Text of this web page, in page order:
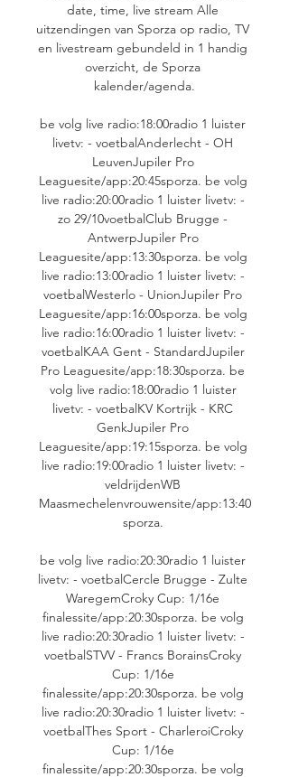
date, time, live stream Alle
uitzendingen van Sporza op radio, TV
en livestream gebundeld in 1 handig
overzicht, de Sporza
kalender/agenda.
be volg live radio:18:00radio 1 luister
livetv: - voetbalAnderlecht - OH
LeuvenJupiler Pro
Leaguesite/app:20:45sporza. be volg
live radio:20:00radio 1 luister livetv: -
zo 29/10voetbalClub Brugge -
AntwerpJupiler Pro
Leaguesite/app:13:30sporza. be volg
live radio:13:00radio 1 luister livetv: -
voetbalWesterlo - UnionJupiler Pro
Leaguesite/app:16:00sporza. be volg
live radio:16:00radio 1 luister livetv: -
voetbalKAA Gent - StandardJupiler
Pro Leaguesite/app:18:30sporza. be
volg live radio:18:00radio 1 luister
livetv: - voetbalKV Kortrijk - KRC
GenkJupiler Pro
Leaguesite/app:19:15sporza. be volg
live radio:19:00radio 1 luister livetv: -
veldrijdenWB
Maasmechelenvrouwensite/app:13:40
sporza.
be volg live radio:20:30radio 1 luister
livetv: - voetbalCercle Brugge - Zulte
WaregemCroky Cup: 1/16e
finalessite/app:20:30sporza. be volg
live radio:20:30radio 1 luister livetv: -
voetbalSTVV - Francs BorainsCroky
Cup: 1/16e
finalessite/app:20:30sporza. be volg
live radio:20:30radio 1 luister livetv: -
voetbalThes Sport - CharleroiCroky
Cup: 1/16e
finalessite/app:20:30sporza. be volg